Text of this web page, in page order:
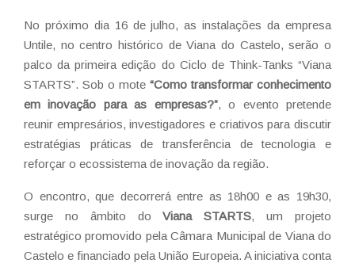
No próximo dia 16 de julho, as instalações da empresa
Untile, no centro histórico de Viana do Castelo, serão o
palco da primeira edição do Ciclo de Think-Tanks “Viana
STARTS”. Sob o mote “Como transformar conhecimento
em inovação para as empresas?”, o evento pretende
reunir empresários, investigadores e criativos para discutir
estratégias práticas de transferência de tecnologia e
reforçar o ecossistema de inovação da região.
O encontro, que decorrerá entre as 18h00 e as 19h30,
surge no âmbito doViana STARTS, um projeto
estratégico promovido pela Câmara Municipal de Viana do
Castelo e financiado pela União Europeia. A iniciativa conta